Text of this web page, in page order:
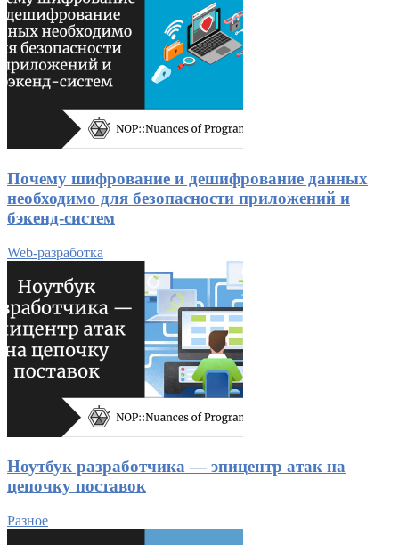
Почему шифрование и дешифрование данных
необходимо для безопасности приложений и
бэкенд-систем
Web-разработка
Ноутбук разработчика — эпицентр атак на
цепочку поставок
Разное